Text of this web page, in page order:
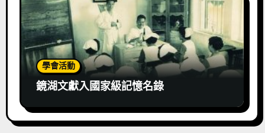
學會活動
鏡湖文獻入國家級記憶名錄